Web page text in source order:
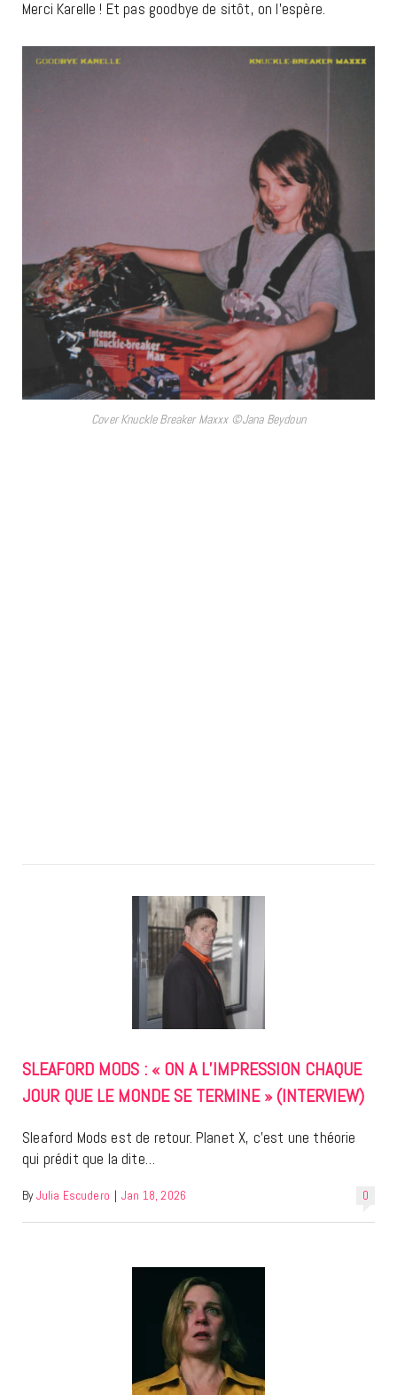
Merci Karelle ! Et pas goodbye de sitôt, on l’espère.
Cover Knuckle Breaker Maxxx ©Jana Beydoun
SLEAFORD MODS : « ON A L’IMPRESSION CHAQUE
JOUR QUE LE MONDE SE TERMINE » (INTERVIEW)
Sleaford Mods est de retour. Planet X, c’est une théorie
qui prédit que la dite…
0
By Julia Escudero | Jan 18, 2026